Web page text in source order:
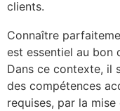
clients.
Connaître
est essentiel au bon
Dans ce contexte, il
des compétences
requises, par la mise